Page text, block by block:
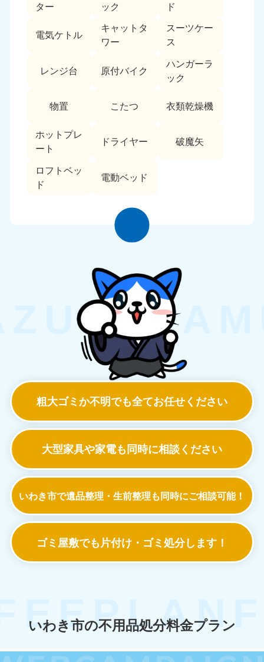
ター
ック
ド
電気ケトル
キャットタ
ワー
スーツケー
ス
レンジ台 原付バイク
ハンガーラ
ック
物置 こたつ 衣類乾燥機
ホットプレ
ート
ドライヤー 破魔矢
ロフトベッ
ド
電動ベッド
粗大ゴミか不明でも全てお任せください
大型家具や家電も同時に相談ください
いわき市で遺品整理・生前整理も同時にご相談可能！
ゴミ屋敷でも 片付け・ゴミ処分します！
いわき市の不用品処分料金プラン